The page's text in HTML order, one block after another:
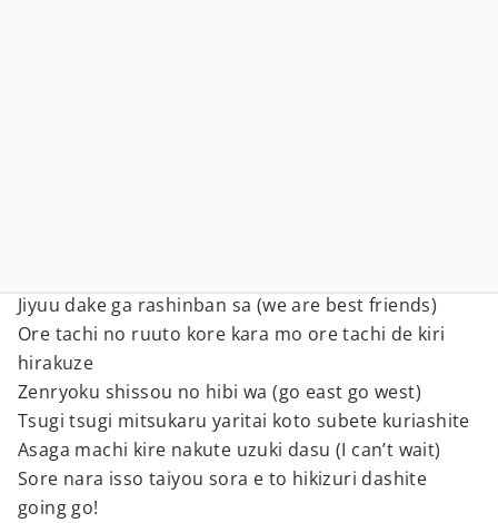
Jiyuu dake ga rashinban sa (we are best friends)
Ore tachi no ruuto kore kara mo ore tachi de kiri
hirakuze
Zenryoku shissou no hibi wa (go east go west)
Tsugi tsugi mitsukaru yaritai koto subete kuriashite
Asaga machi kire nakute uzuki dasu (I can’t wait)
Sore nara isso taiyou sora e to hikizuri dashite
going go!